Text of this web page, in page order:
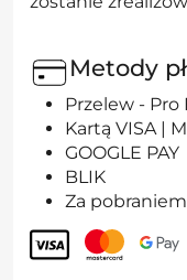
Metody
Przelew - Pro
Kartą VISA |
GOOGLE PAY
BLIK
Za pobraniem